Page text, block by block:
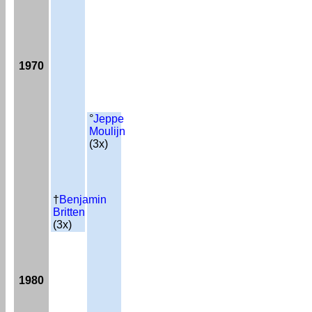
1970
°Jeppe
Moulijn
(3x)
†Benjamin
Britten
(3x)
1980